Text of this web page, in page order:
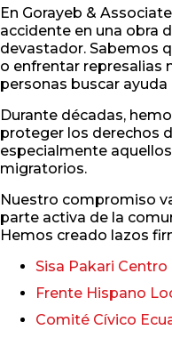
En Gorayeb &
accidente en una obra
devastador. Sabemos
o enfrentar represalias
personas buscar ayuda
Durante décadas,
proteger los derechos
especialmente
migratorios.
Nuestro compromiso
parte activa de la
Hemos creado lazos
Sisa Pakari Centro
Frente Hispano
Comité Cívico